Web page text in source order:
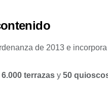
de 2013 e
6.000 terrazas y 50